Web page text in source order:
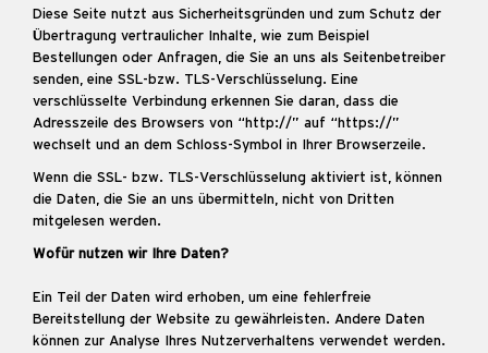
Diese Seite nutzt aus Sicherheitsgründen und zum Schutz der
Übertragung vertraulicher Inhalte, wie zum Beispiel
Bestellungen oder Anfragen, die Sie an uns als Seitenbetreiber
senden, eine SSL-bzw. TLS-Verschlüsselung. Eine
verschlüsselte Verbindung erkennen Sie daran, dass die
Adresszeile des Browsers von “http://” auf “https://”
wechselt und an dem Schloss-Symbol in Ihrer Browserzeile.
Wenn die SSL- bzw. TLS-Verschlüsselung aktiviert ist, können
die Daten, die Sie an uns übermitteln, nicht von Dritten
mitgelesen werden.
Wofür nutzen wir Ihre Daten?
Ein Teil der Daten wird erhoben, um eine fehlerfreie
Bereitstellung der Website zu gewährleisten. Andere Daten
können zur Analyse Ihres Nutzerverhaltens verwendet werden.